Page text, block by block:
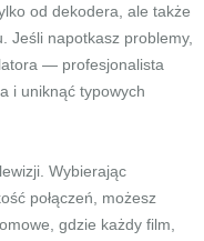
od dekodera, ale także
Jeśli napotkasz problemy,
— profesjonalista
i uniknąć typowych
Wybierając
połączeń, możesz
gdzie każdy film,